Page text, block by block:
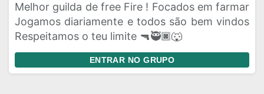
Melhor guilda de free Fire ! Focados em farmar
Jogamos diariamente e todos são bem vindos
Respeitamos o teu limite 🔫🥷🏿🐺
ENTRAR NO GRUPO